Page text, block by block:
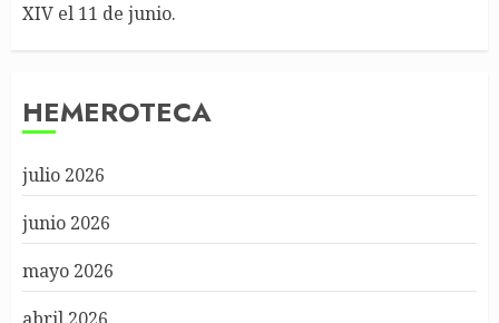
XIV el 11 de junio.
HEMEROTECA
julio 2026
junio 2026
mayo 2026